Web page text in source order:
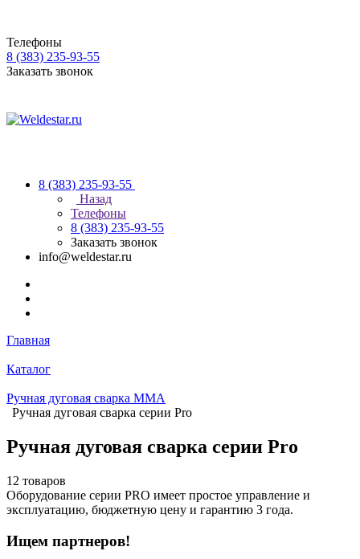
Телефоны
8 (383) 235-93-55
Заказать звонок
8 (383) 235-93-55
Назад
Телефоны
8 (383) 235-93-55
Заказать звонок
info@weldestar.ru
Главная
Каталог
Ручная дуговая сварка MMA
Ручная дуговая сварка серии Pro
Ручная дуговая сварка серии Pro
12 товаров
Оборудование серии PRO имеет простое управление и
эксплуатацию, бюджетную цену и гарантию 3 года.
Ищем партнеров!